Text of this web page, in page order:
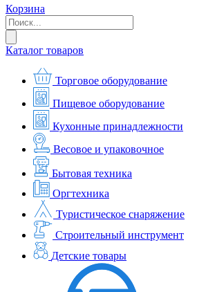
Корзина
Каталог товаров
Торговое оборудование
Пищевое оборудование
Кухонные принадлежности
Весовое и упаковочное
Бытовая техника
Оргтехника
Туристическое снаряжение
Строительный инструмент
Детские товары